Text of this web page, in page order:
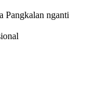
Pangkalan nganti